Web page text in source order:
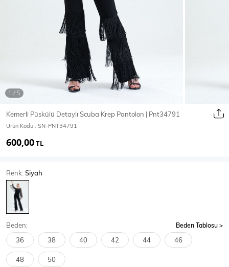
Mont & Kaban
T-Shirt
Body
SPOR GİYİM
Kemerli Püskülü Detaylı Scuba Krep Pantolon | Pnt34791
Ürün Kodu : SN-PNT34791
600,00TL
Renk:Siyah
Beden: Beden Tablosu
36 38 40 42 44 46
48 50